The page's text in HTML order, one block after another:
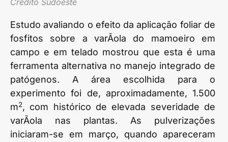
Crédito Sudoeste
Estudo avaliando o efeito da aplicação foliar de
fosfitos sobre a varÃ­ola do mamoeiro em
campo e em telado mostrou que esta é uma
ferramenta alternativa no manejo integrado de
patógenos. A área escolhida para o
experimento foi de, aproximadamente, 1.500
m2, com histórico de elevada severidade de
varÃ­ola nas plantas. As pulverizações
iniciaram-se em março, quando apareceram